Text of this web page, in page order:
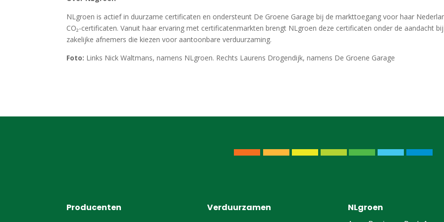
NLgroen is actief in duurzame certificaten en ondersteunt De Groene Garage bij de markttoegang voor haar
CO₂-certificaten. Vanuit haar ervaring met certificatenmarkten brengt NLgroen deze certificaten onder de aandacht bij
zakelijke afnemers die kiezen voor aantoonbare verduurzaming.
Foto: Links Nick Waltmans, namens NLgroen. Rechts Laurens Drogendijk, namens De Groene Garage
Producenten Verduurzamen NLgroen